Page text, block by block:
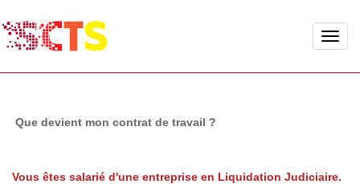
Toggle
Que devient mon contrat de travail ?
Vous êtes salarié d'une entreprise en Liquidation Judiciaire.